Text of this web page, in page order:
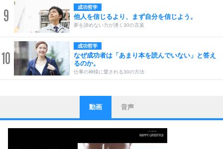
9 成功哲学
他人を信じるより、まず自分を信じよう。
夢を諦めない力が湧く30の言葉
10
成功哲学
なぜ成功者は「あまり本を読んでいない」と答え
るのか。
仕事の神様に愛される30の方法
1
ストレス対策
他人と比べない。
いっそのこと、他人を見ない。
いらいらしない人になる30の方法
動画 音声